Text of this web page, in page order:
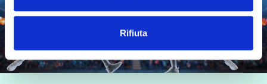
Rifiuta